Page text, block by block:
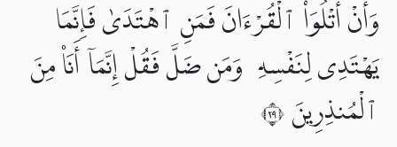
وَأَنْ أَتْلُوَا۟ ٱلْقُرْءَانَ فَمَنِ ٱهْتَدَىٰ فَإِنَّمَا
يَهْتَدِى لِنَفْسِهِۦ وَمَن ضَلَّ فَقُلْ إِنَّمَآ أَنَا۠ مِنَ
ٱلْمُنذِرِينَ ٩٢